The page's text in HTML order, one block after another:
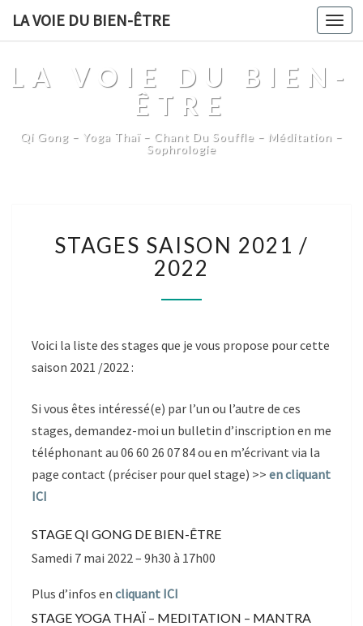
LA VOIE DU BIEN-ÊTRE
LA VOIE DU BIEN-
ÊTRE
Qi Gong – Yoga Thaï – Chant Du Souffle – Méditation –
Sophrologie
SAISON
2021
/
2022
STAGES SAISON 2021 /
2022
Voici la liste des stages que je vous propose pour cette
saison 2021 /2022 :
Si vous êtes intéressé(e) par l’un ou l’autre de ces
stages, demandez-moi un bulletin d’inscription en me
téléphonant au 06 60 26 07 84 ou en m’écrivant via la
page contact (préciser pour quel stage) >> en cliquant
ICI
STAGE QI GONG DE BIEN-ÊTRE
Samedi 7 mai 2022 – 9h30 à 17h00
Plus d’infos en cliquant ICI
STAGE YOGA THAÏ – MEDITATION – MANTRA